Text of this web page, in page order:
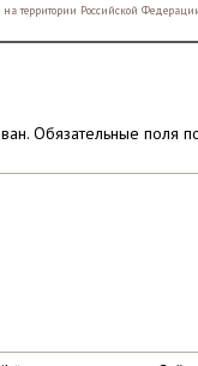
территории Российской
Обязательные поля